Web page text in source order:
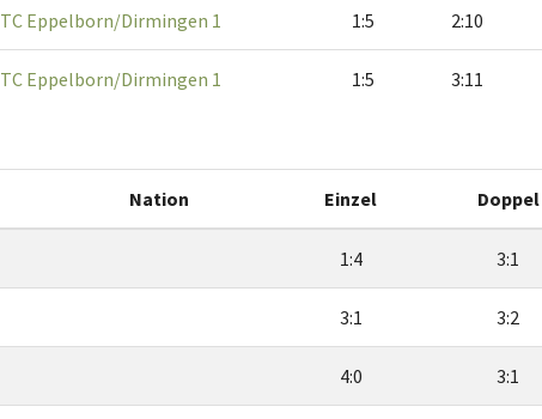
TC Eppelborn/Dirmingen 1 1:5 2:10
TC Eppelborn/Dirmingen 1 1:5 3:11
Nation Einzel Doppel
1:4 3:1
3:1 3:2
4:0 3:1